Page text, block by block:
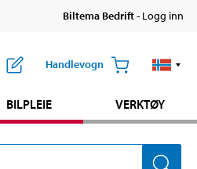
Biltema Bedrift- Logg inn
Handlevogn
BILPLEIE VERKTØY